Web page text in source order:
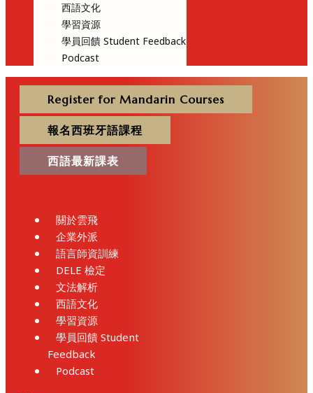
西語文化
學習資源
學員回饋 Student Feedback
Podcast
Register for Mandarin Courses
報名西班牙語課程
西語最新課表
關於雲飛
企業外派
語言師資訓練
DELE 檢定
文法解析
西語文化
學習資源
學員回饋 Student
Feedback
Podcast